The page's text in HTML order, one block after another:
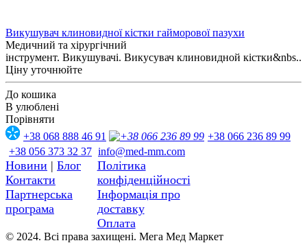
Викушувач клиновидної кістки гайморової пазухи
Медичний та хірургічний
інструмент. Викушувачі. Викусувач клиновидной кістки&nbs..
Ціну уточнюйте
До кошика
В улюблені
Порівняти
+38 068 888 46 91
+38 066 236 89 99
+38 056 373 32 37 info@med-mm.com
Новини | Блог
Контакти
Партнерська
програма
Політика
конфіденційності
Інформація про
доставку
Оплата
© 2024. Всі права захищені. Мега Мед Маркет